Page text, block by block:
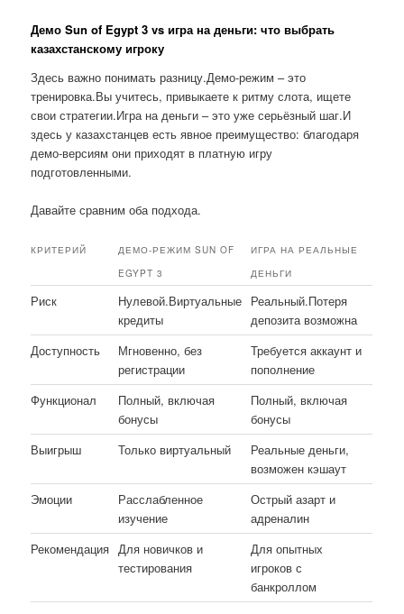
Демо Sun of Egypt 3 vs игра на деньги: что выбрать
казахстанскому игроку
Здесь важно понимать разницу.Демо-режим – это
тренировка.Вы учитесь, привыкаете к ритму слота, ищете
свои стратегии.Игра на деньги – это уже серьёзный шаг.И
здесь у казахстанцев есть явное преимущество: благодаря
демо-версиям они приходят в платную игру
подготовленными.
Давайте сравним оба подхода.
КРИТЕРИЙ
ДЕМО-РЕЖИМ SUN OF
EGYPT 3
ИГРА НА РЕАЛЬНЫЕ
ДЕНЬГИ
Риск
Нулевой.Виртуальные
кредиты
Реальный.Потеря
депозита возможна
Доступность
Мгновенно, без
регистрации
Требуется аккаунт и
пополнение
Функционал
Полный, включая
бонусы
Полный, включая
бонусы
Выигрыш
Только виртуальный
Реальные деньги,
возможен кэшаут
Эмоции
Расслабленное
изучение
Острый азарт и
адреналин
Рекомендация Для новичков и
тестирования
Для опытных
игроков с
банкроллом